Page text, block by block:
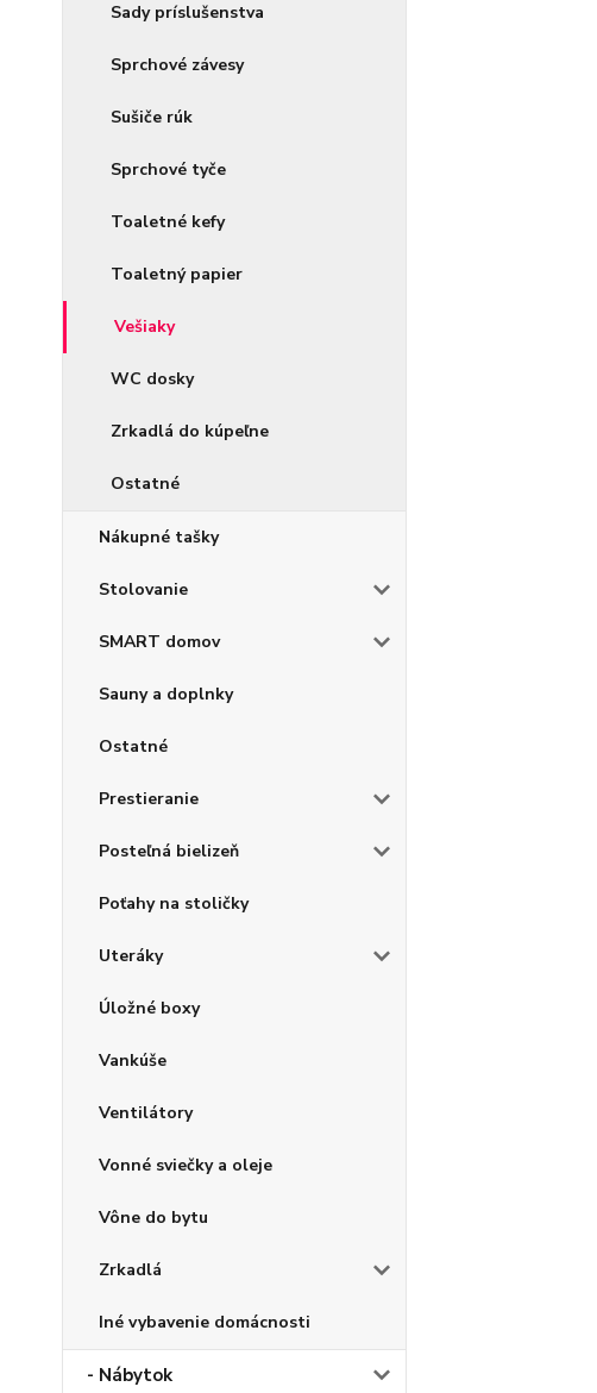
Sady príslušenstva
Sprchové závesy
Sušiče rúk
Sprchové tyče
Toaletné kefy
Toaletný papier
Vešiaky
WC dosky
Zrkadlá do kúpeľne
Ostatné
Nákupné tašky
Stolovanie
SMART domov
Sauny a doplnky
Ostatné
Prestieranie
Posteľná bielizeň
Poťahy na stoličky
Uteráky
Úložné boxy
Vankúše
Ventilátory
Vonné sviečky a oleje
Vône do bytu
Zrkadlá
Iné vybavenie domácnosti
- Nábytok